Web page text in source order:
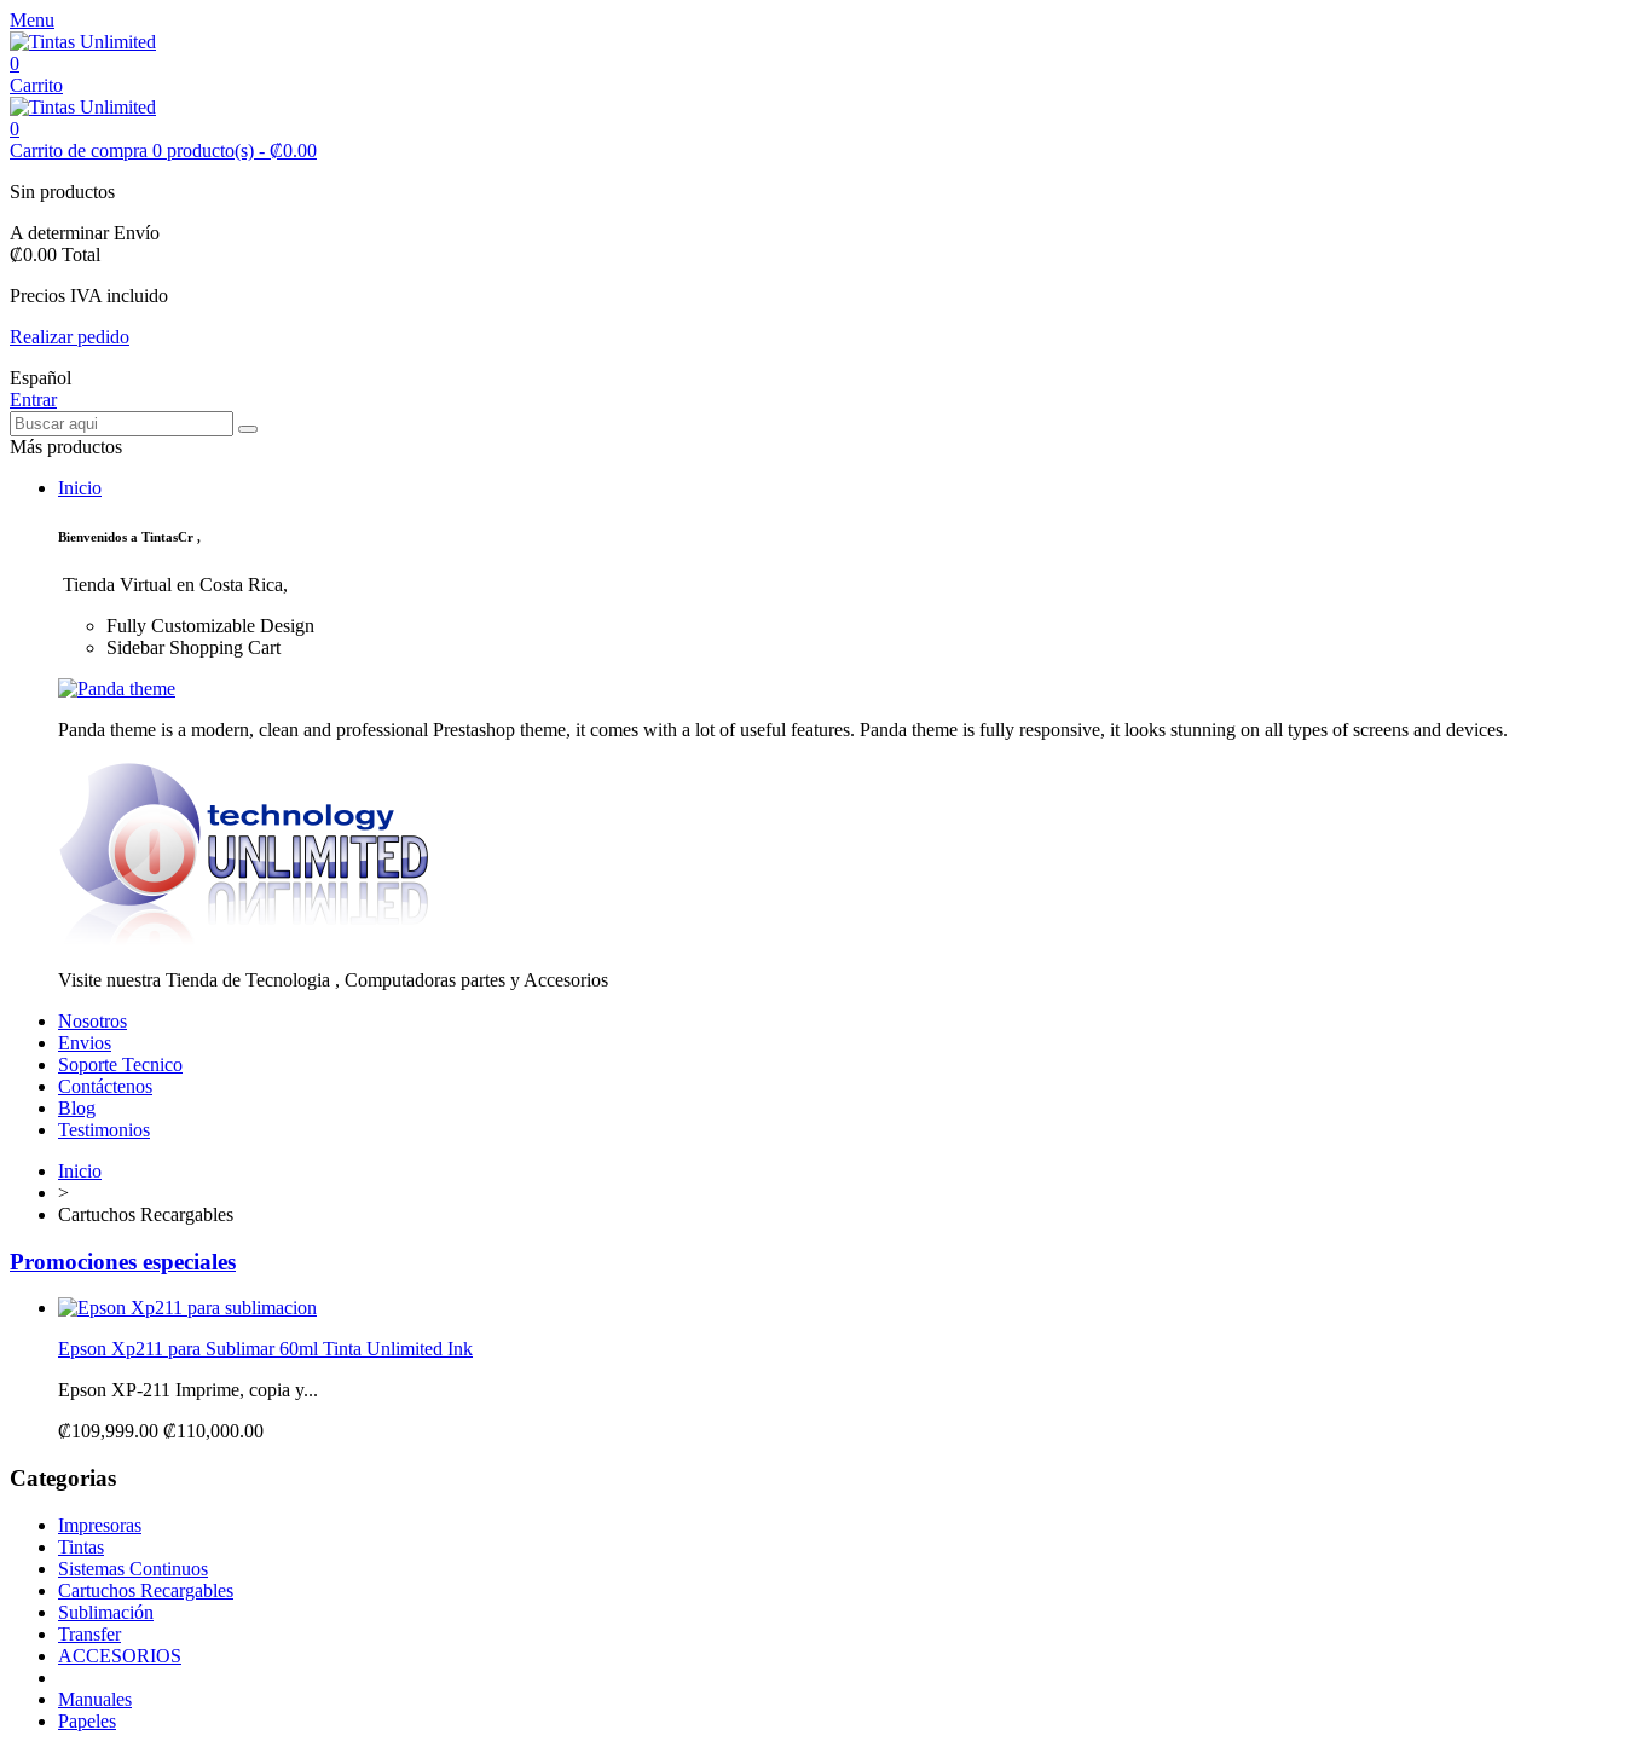
Menu
0
Carrito
0
Carrito de compra 0 producto(s) - ₡0.00
Sin productos
A determinarEnvío
₡0.00 Total
Precios IVA incluido
Realizar pedido
Español
Entrar
Más productos
Inicio
Bienvenidos a TintasCr ,
Tienda Virtual en Costa Rica,
Fully Customizable Design
Sidebar Shopping Cart
Panda theme is a modern, clean and professional Prestashop theme, it comes with a lot of useful features. Panda theme is fully responsive, it looks stunning on all types of screens and devices.
Visite nuestra Tienda de Tecnologia , Computadoras partes y Accesorios
Nosotros
Envios
Soporte Tecnico
Contáctenos
Blog
Testimonios
Inicio
>
Cartuchos Recargables
Promociones especiales
Epson Xp211 para Sublimar 60ml Tinta Unlimited Ink
Epson XP-211 Imprime, copia y...
₡109,999.00 ₡110,000.00
Categorias
Impresoras
Tintas
Sistemas Continuos
Cartuchos Recargables
Sublimación
Transfer
ACCESORIOS
Manuales
Papeles